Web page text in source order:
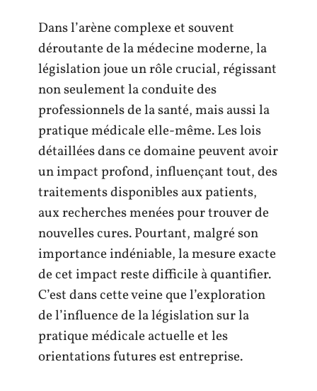
Dans l’arène complexe et souvent
déroutante de la médecine moderne, la
législation joue un rôle crucial, régissant
non seulement la conduite des
professionnels de la santé, mais aussi la
pratique médicale elle-même. Les lois
détaillées dans ce domaine peuvent avoir
un impact profond, influençant tout, des
traitements disponibles aux patients,
aux recherches menées pour trouver de
nouvelles cures. Pourtant, malgré son
importance indéniable, la mesure exacte
de cet impact reste difficile à quantifier.
C’est dans cette veine que l’exploration
de l’influence de la législation sur la
pratique médicale actuelle et les
orientations futures est entreprise.